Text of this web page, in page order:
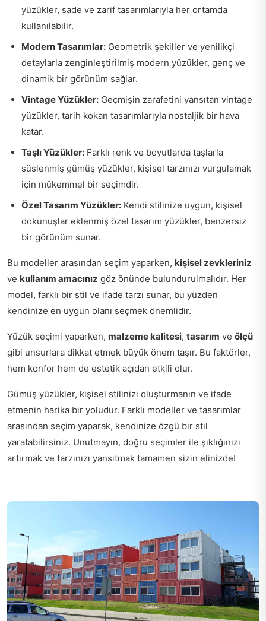
yüzükler, sade ve zarif tasarımlarıyla her ortamda
kullanılabilir.
Modern Tasarımlar: Geometrik şekiller ve yenilikçi
detaylarla zenginleştirilmiş modern yüzükler, genç ve
dinamik bir görünüm sağlar.
Vintage Yüzükler: Geçmişin zarafetini yansıtan vintage
yüzükler, tarih kokan tasarımlarıyla nostaljik bir hava
katar.
Taşlı Yüzükler: Farklı renk ve boyutlarda taşlarla
süslenmiş gümüş yüzükler, kişisel tarzınızı vurgulamak
için mükemmel bir seçimdir.
Özel Tasarım Yüzükler: Kendi stilinize uygun, kişisel
dokunuşlar eklenmiş özel tasarım yüzükler, benzersiz
bir görünüm sunar.
Bu modeller arasından seçim yaparken, kişisel zevkleriniz
ve kullanım amacınız göz önünde bulundurulmalıdır. Her
model, farklı bir stil ve ifade tarzı sunar, bu yüzden
kendinize en uygun olanı seçmek önemlidir.
Yüzük seçimi yaparken, malzeme kalitesi, tasarım ve ölçü
gibi unsurlara dikkat etmek büyük önem taşır. Bu faktörler,
hem konfor hem de estetik açıdan etkili olur.
Gümüş yüzükler, kişisel stilinizi oluşturmanın ve ifade
etmenin harika bir yoludur. Farklı modeller ve tasarımlar
arasından seçim yaparak, kendinize özgü bir stil
yaratabilirsiniz. Unutmayın, doğru seçimler ile şıklığınızı
artırmak ve tarzınızı yansıtmak tamamen sizin elinizde!